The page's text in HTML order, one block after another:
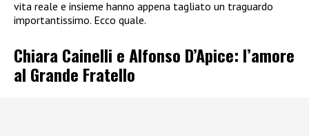
vita reale e insieme hanno appena tagliato un traguardo
importantissimo. Ecco quale.
Chiara Cainelli e Alfonso D’Apice: l’amore
al Grande Fratello